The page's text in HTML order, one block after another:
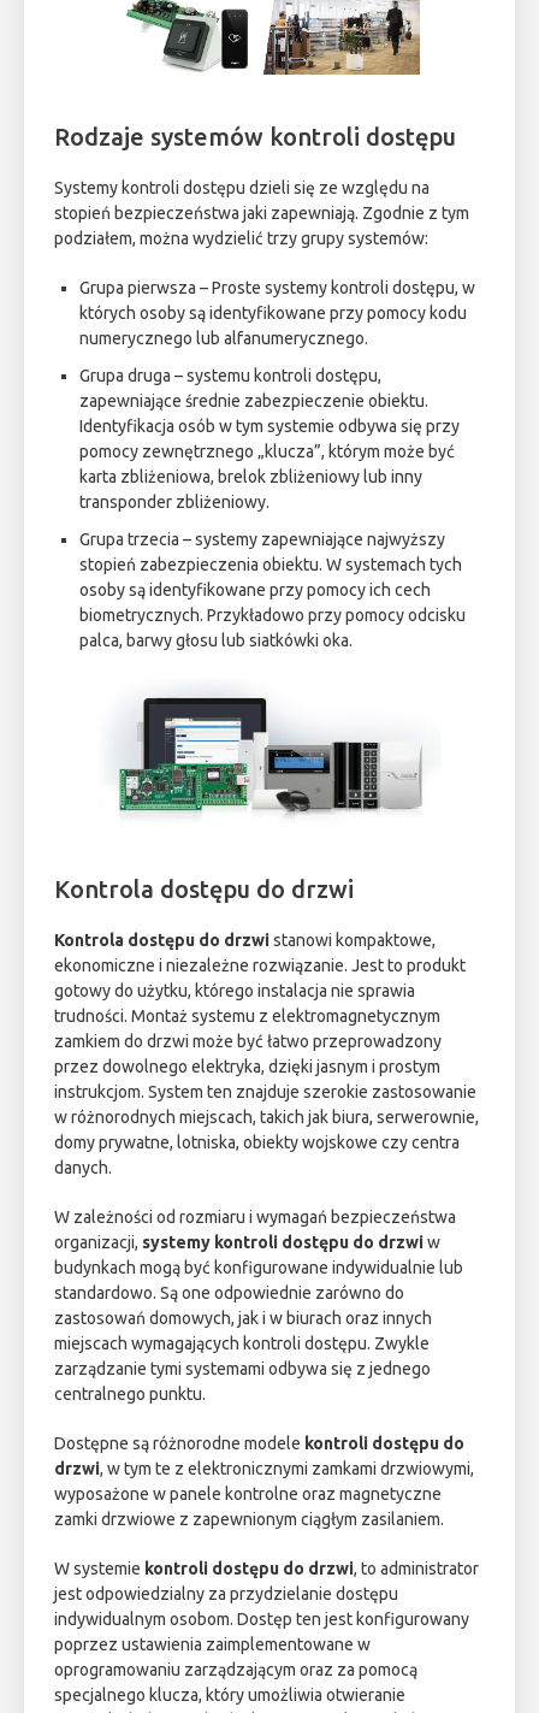
Rodzaje systemów kontroli dostępu
Systemy kontroli dostępu dzieli się ze względu na
stopień bezpieczeństwa jaki zapewniają. Zgodnie z tym
podziałem, można wydzielić trzy grupy systemów:
Grupa pierwsza – Proste systemy kontroli dostępu, w
których osoby są identyfikowane przy pomocy kodu
numerycznego lub alfanumerycznego.
Grupa druga – systemu kontroli dostępu,
zapewniające średnie zabezpieczenie obiektu.
Identyfikacja osób w tym systemie odbywa się przy
pomocy zewnętrznego „klucza”, którym może być
karta zbliżeniowa, brelok zbliżeniowy lub inny
transponder zbliżeniowy.
Grupa trzecia – systemy zapewniające najwyższy
stopień zabezpieczenia obiektu. W systemach tych
osoby są identyfikowane przy pomocy ich cech
biometrycznych. Przykładowo przy pomocy odcisku
palca, barwy głosu lub siatkówki oka.
Kontrola dostępu do drzwi
Kontrola dostępu do drzwistanowi kompaktowe,
ekonomiczne i niezależne rozwiązanie. Jest to produkt
gotowy do użytku, którego instalacja nie sprawia
trudności. Montaż systemu z elektromagnetycznym
zamkiem do drzwi może być łatwo przeprowadzony
przez dowolnego elektryka, dzięki jasnym i prostym
instrukcjom. System ten znajduje szerokie zastosowanie
w różnorodnych miejscach, takich jak biura, serwerownie,
domy prywatne, lotniska, obiekty wojskowe czy centra
danych.
W zależności od rozmiaru i wymagań bezpieczeństwa
organizacji, systemy kontroli dostępu do drzwiw
budynkach mogą być konfigurowane indywidualnie lub
standardowo. Są one odpowiednie zarówno do
zastosowań domowych, jak i w biurach oraz innych
miejscach wymagających kontroli dostępu. Zwykle
zarządzanie tymi systemami odbywa się z jednego
centralnego punktu.
Dostępne są różnorodne modele kontroli dostępu do
drzwi, w tym te z elektronicznymi zamkami drzwiowymi,
wyposażone w panele kontrolne oraz magnetyczne
zamki drzwiowe z zapewnionym ciągłym zasilaniem.
W systemie kontroli dostępu do drzwi, to administrator
jest odpowiedzialny za przydzielanie dostępu
indywidualnym osobom. Dostęp ten jest konfigurowany
poprzez ustawienia zaimplementowane w
oprogramowaniu zarządzającym oraz za pomocą
specjalnego klucza, który umożliwia otwieranie